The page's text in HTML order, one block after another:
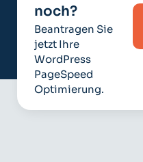
noch?
Beantragen Sie
jetzt Ihre
WordPress
PageSpeed
Optimierung.